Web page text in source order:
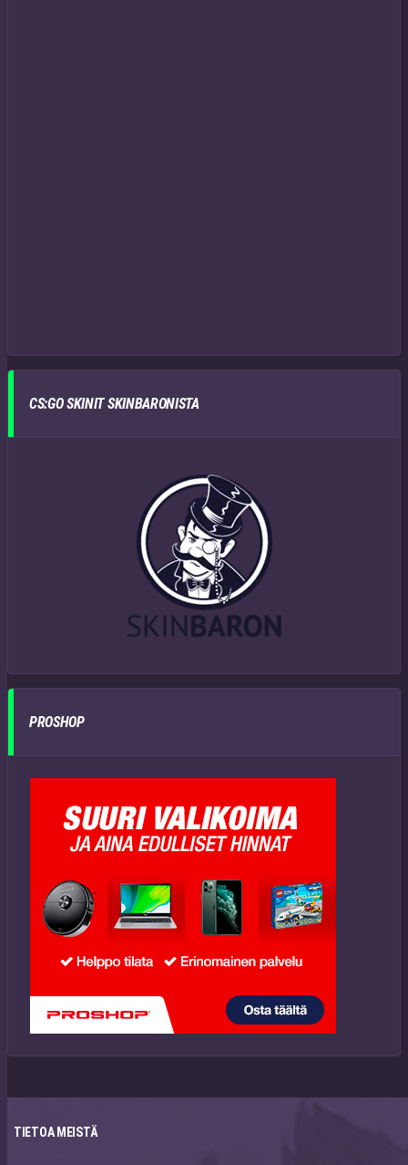
CS:GO SKINIT SKINBARONISTA
PROSHOP
TIETOA MEISTÄ